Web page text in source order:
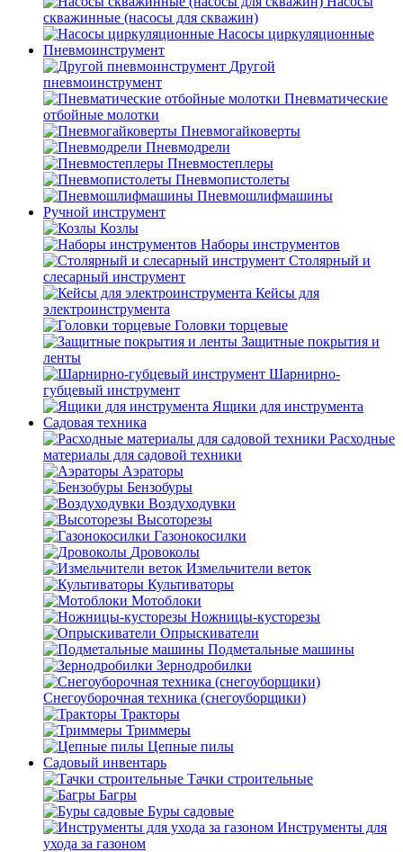
скважинные (насосы для скважин)
Насосы циркуляционные
Пневмоинструмент
Другой
пневмоинструмент
Пневматические
отбойные молотки
Пневмогайковерты
Пневмодрели
Пневмостеплеры
Пневмопистолеты
Пневмошлифмашины
Ручной инструмент
Козлы
Наборы инструментов
Столярный и
слесарный инструмент
Кейсы для
электроинструмента
Головки торцевые
Защитные покрытия и
ленты
Шарнирно-
губцевый инструмент
Ящики для инструмента
Садовая техника
Расходные
материалы для садовой техники
Аэраторы
Бензобуры
Воздуходувки
Высоторезы
Газонокосилки
Дровоколы
Измельчители веток
Культиваторы
Мотоблоки
Ножницы-кусторезы
Опрыскиватели
Подметальные машины
Зернодробилки
Снегоуборочная техника (снегоуборщики)
Тракторы
Триммеры
Цепные пилы
Садовый инвентарь
Тачки строительные
Багры
Буры садовые
Инструменты для
ухода за газоном